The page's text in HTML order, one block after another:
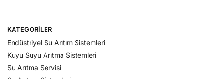
KATEGORILER
Endüstriyel Su Arıtım Sistemleri
Kuyu Suyu Arıtma Sistemleri
Su Arıtma Servisi